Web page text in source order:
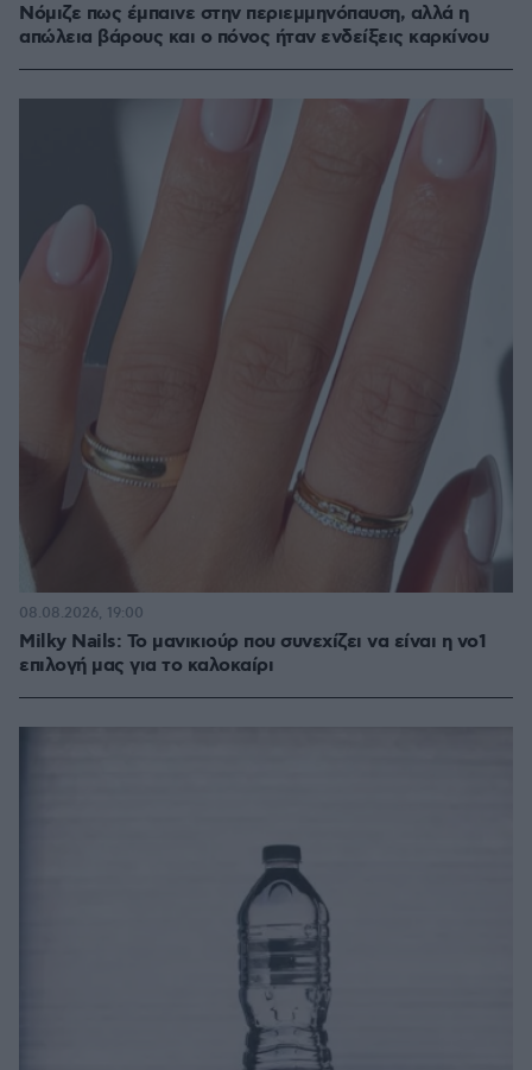
Νόμιζε πως έμπαινε στην περιεμμηνόπαυση, αλλά η
απώλεια βάρους και ο πόνος ήταν ενδείξεις καρκίνου
Milky Nails: Το μανικιούρ που συνεχίζει να είναι η νο1
επιλογή μας για το καλοκαίρι
08.08.2026, 19:00